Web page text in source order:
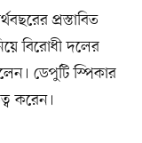
প্রস্তাবিত
বিরোধী দলের
ডেপুটি স্পিকার
করেন।